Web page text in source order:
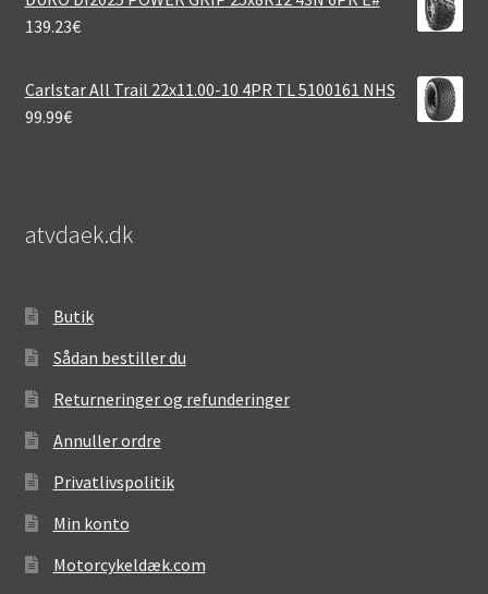
139.23€
Carlstar All Trail 22x11.00-10 4PR TL 5100161 NHS
99.99€
atvdaek.dk
Butik
Sådan bestiller du
Returneringer og refunderinger
Annuller ordre
Privatlivspolitik
Min konto
Motorcykeldæk.com